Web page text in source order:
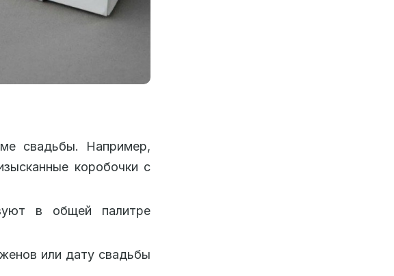
свадьбы. Например,
коробочки с
в общей палитре
или дату свадьбы